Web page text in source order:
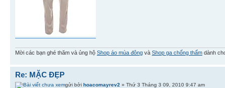
Mời các bạn ghé thăm và ủng hộ Shop áo mùa đông và Shop ga chống thấm dành
Re: MẶC ĐẸP
gửi bởi hoacomayrev2 » Thứ 3 Tháng 3 09, 2010 9:47 am